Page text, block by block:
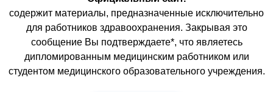
содержит материалы, предназначенные исключительно
для работников здравоохранения. Закрывая это
сообщение Вы подтверждаете*, что являетесь
дипломированным медицинским работником или
студентом медицинского образовательного учреждения.